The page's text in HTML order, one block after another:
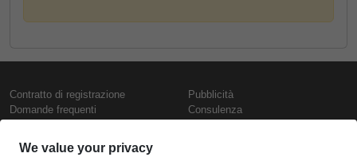
Contratto di registrazione
Domande frequenti
Contattaci
Pubblicità
Consulenza